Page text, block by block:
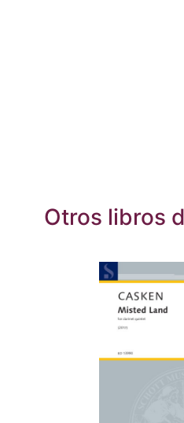
Otros libros